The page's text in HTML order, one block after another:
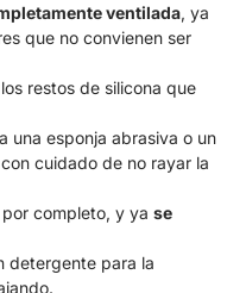
ventilada, ya
que no convienen ser
restos de silicona que
una esponja abrasiva o un
cuidado de no rayar la
completo, y ya se
detergente para la